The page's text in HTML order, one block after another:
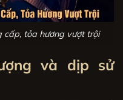
cấp, tỏa hương vượt trội
và dịp sử